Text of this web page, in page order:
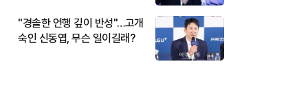
"경솔한 언행 깊이 반성"…고개
숙인 신동엽, 무슨 일이길래?